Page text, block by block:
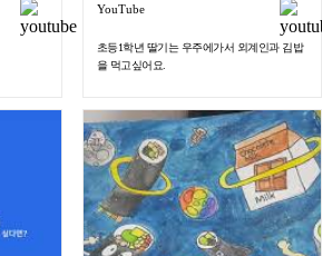
YouTube
초등1학년 딸기는 우주에가서 외계인과 김밥
을 먹고싶어요.